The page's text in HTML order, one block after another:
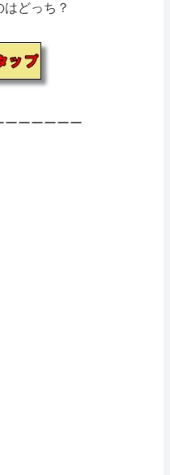
はどっち？
ーーーーーー